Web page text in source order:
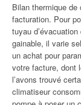
Bilan thermique
facturation. Pour
tuyau
gainable, il varie
un achat pour
votre facture, dont
l’avons trouvé
climatiseur